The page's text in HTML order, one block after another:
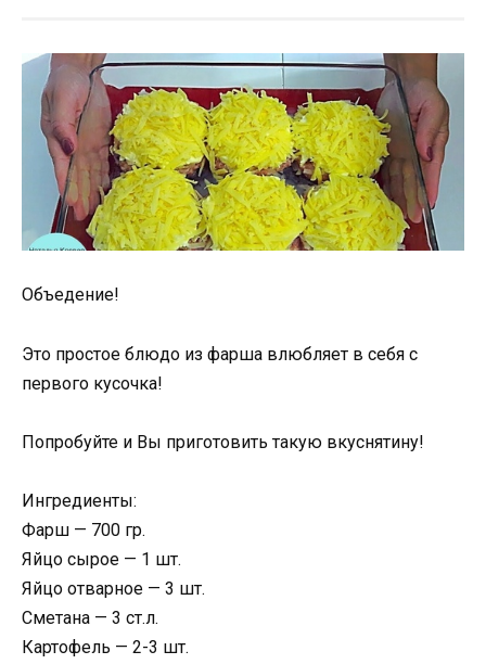
Объедение!
Это простое блюдо из фарша влюбляет в себя с
первого кусочка!
Попробуйте и Вы приготовить такую вкуснятину!
Ингредиенты:
Фарш — 700 гр.
Яйцо сырое — 1 шт.
Яйцо отварное — 3 шт.
Сметана — 3 ст.л.
Картофель — 2-3 шт.